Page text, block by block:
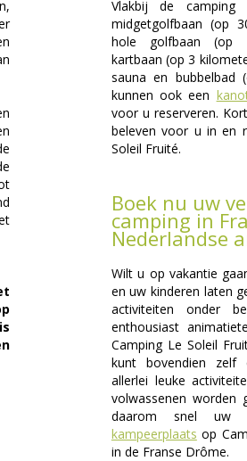
Vlakbij de camping
midgetgolfbaan (op
hole golfbaan (op
kartbaan (op 3
sauna en bubbelbad
kunnen ook een
voor u reserveren.
beleven voor u in en
Soleil Fruité.
Boek nu uw
camping in
Nederlandse
Wilt u op vakantie
en uw kinderen laten
activiteiten onder
enthousiast
Camping Le Soleil
kunt bovendien zelf
allerlei leuke
volwassenen worden
daarom snel
kampeerplaats op
in de Franse Drôme.